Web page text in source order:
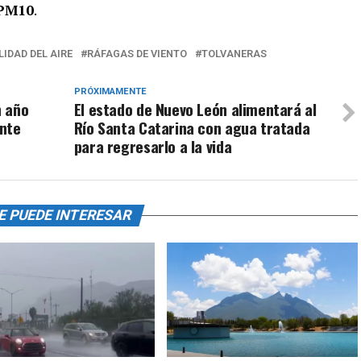
.
DEL AIRE RÁFAGAS DE VIENTO TOLVANERAS
PRÓXIMAMENTE
El estado de Nuevo León alimentará al
Río Santa Catarina con agua tratada
para regresarlo a la vida
año
PUEDE INTERESAR